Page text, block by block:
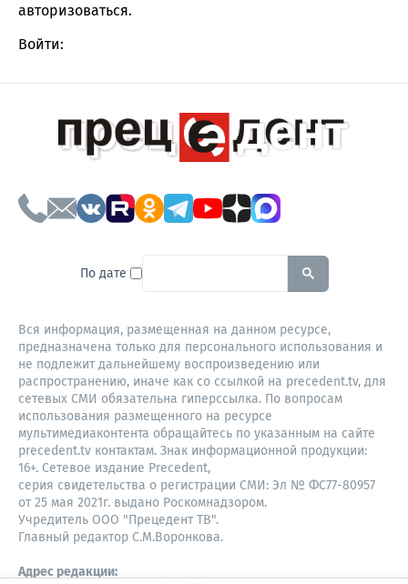
авторизоваться.
Войти:
По дате To search this site, enter a
Вся информация, размещенная на данном ресурсе,
предназначена только для персонального использования и
не подлежит дальнейшему воспроизведению или
распространению, иначе как со ссылкой на precedent.tv, для
сетевых СМИ обязательна гиперссылка. По вопросам
использования размещенного на ресурсе
мультимедиаконтента обращайтесь по указанным на сайте
precedent.tv контактам. Знак информационной продукции:
16+. Сетевое издание Precedent,
серия свидетельства о регистрации СМИ: Эл № ФС77-80957
от 25 мая 2021г. выдано Роскомнадзором.
Учредитель ООО "Прецедент ТВ".
Главный редактор С.М.Воронкова.
Адрес редакции: